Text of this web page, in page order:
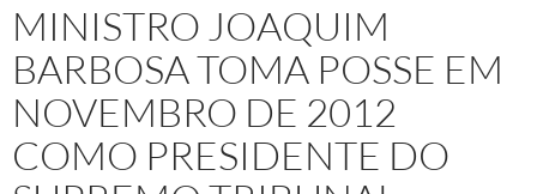
MINISTRO JOAQUIM
BARBOSA TOMA POSSE EM
NOVEMBRO DE 2012
COMO PRESIDENTE DO